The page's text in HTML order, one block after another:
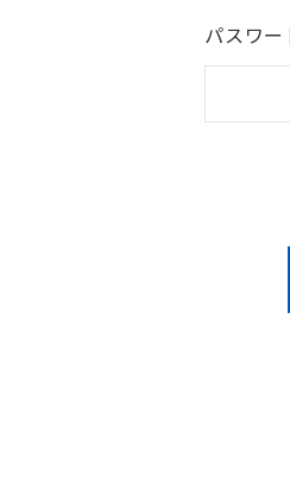
パスワー